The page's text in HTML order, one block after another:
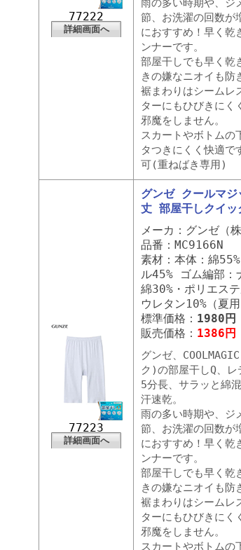
77222
詳細画面へ
雨の多い時期や、ジ
節、お洗濯の回数が
におすすめ！早く乾
ンナーです。
部屋干しでも早く乾
きの嫌なニオイも防
裾まわりはシームレ
ターにもひびきにく
邪魔をしません。
スカートやボトムの
タつきにくく快適で
可(重ねばき専用)
77223
詳細画面へ
グンゼ クールマ
丈 部屋干しクイッ
メーカ：グンゼ（株
品番：MC9166N
素材：本体：綿
ル45% ゴム編部：
綿30%・ポリエス
ウレタン10%（夏用
標準価格： 1980円
販売価格： 1386円
グンゼ、
ク)の部屋干しQ、レ
5分長、サラッと綿
汗速乾。
雨の多い時期や、ジ
節、お洗濯の回数が
におすすめ！早く乾
ンナーです。
部屋干しでも早く乾
きの嫌なニオイも防
裾まわりはシームレ
ターにもひびきにく
邪魔をしません。
スカートやボトムの